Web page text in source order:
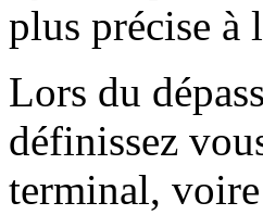
plus précise à
Lors du
définissez
terminal,